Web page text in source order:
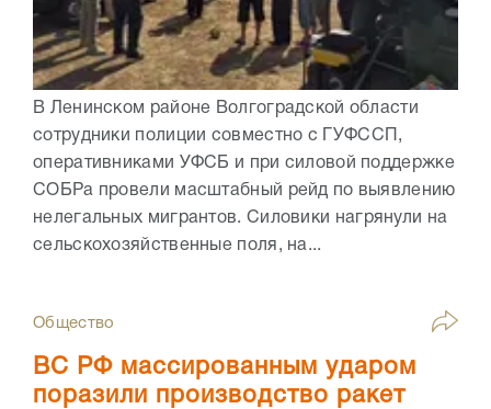
В Ленинском районе Волгоградской области
сотрудники полиции совместно с ГУФССП,
оперативниками УФСБ и при силовой поддержке
СОБРа провели масштабный рейд по выявлению
нелегальных мигрантов. Силовики нагрянули на
сельскохозяйственные поля, на...
Общество
ВС РФ массированным ударом
поразили производство ракет